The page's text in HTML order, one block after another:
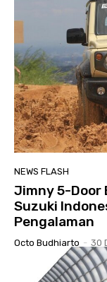
NEWS FLASH
Jimny 5-Door
Suzuki
Pengalaman
Octo Budhiarto - 30